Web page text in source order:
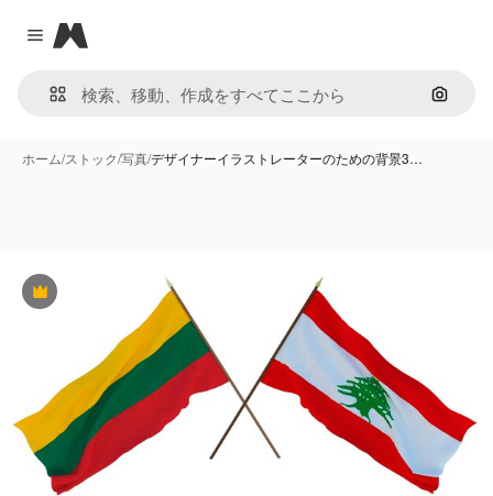
Close menu
Magnific
画像で
ホーム/ストック/写真/デザイナーイラストレーターのための背景3…
Premium